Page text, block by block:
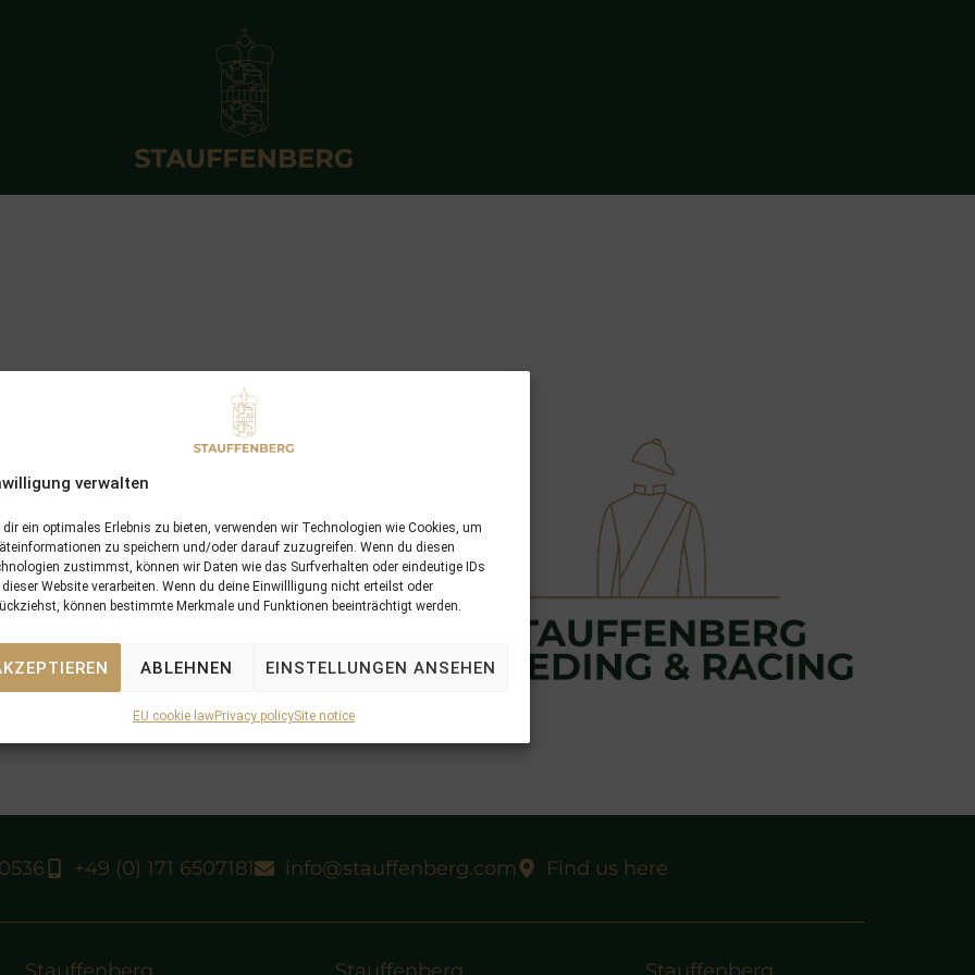
verwalten
dir ein optimales Erlebnis zu bieten, verwenden wir Technologien wie Cookies, um
zu speichern und/oder darauf zuzugreifen. Wenn du diesen
zustimmst, können wir Daten wie das Surfverhalten oder eindeutige IDs
Website verarbeiten. Wenn du deine Einwillligung nicht erteilst oder
können bestimmte Merkmale und Funktionen beeinträchtigt werden.
ABLEHNEN EINSTELLUNGEN ANSEHEN
EU cookie lawPrivacy policySite notice
+49 (0) 171 6507181 info@stauffenberg.com Find us here